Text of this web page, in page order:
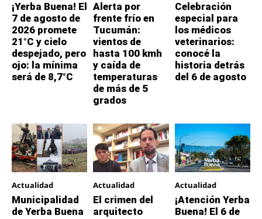
¡Yerba Buena! El
7 de agosto de
2026 promete
21°C y cielo
despejado, pero
ojo: la mínima
será de 8,7°C
Alerta por
frente frío en
Tucumán:
vientos de
hasta 100 kmh
y caída de
temperaturas
de más de 5
grados
Celebración
especial para
los médicos
veterinarios:
conocé la
historia detrás
del 6 de agosto
Actualidad
Municipalidad
de Yerba Buena
Actualidad
El crimen del
arquitecto
Actualidad
¡Atención Yerba
Buena! El 6 de